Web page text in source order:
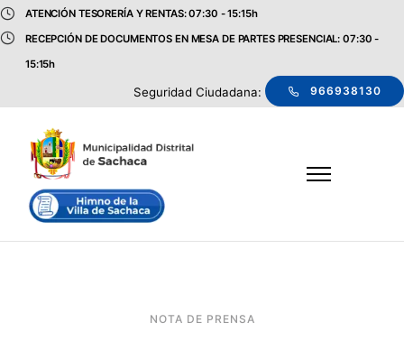
ATENCIÓN TESORERÍA Y RENTAS: 07:30 - 15:15h
RECEPCIÓN DE DOCUMENTOS EN MESA DE PARTES PRESENCIAL: 07:30 -
15:15h
Seguridad Ciudadana: 966938130
NOTA DE PRENSA